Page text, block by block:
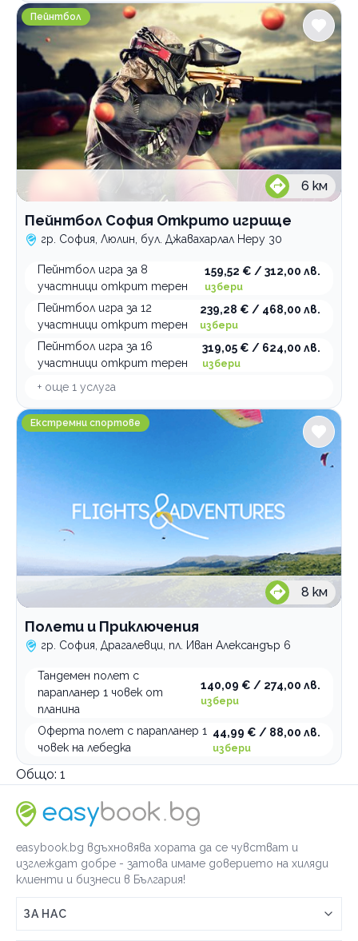
Пейнтбол София Открито игрище
Пейнтбол
6 км
Пейнтбол София Открито игрище
гр. София, Люлин, бул. Джавахарлал Неру 30
Пейнтбол игра за 8
участници открит терен
159,52 € / 312,00 лв.
избери
Пейнтбол игра за 12
участници открит терен
239,28 € / 468,00 лв.
избери
Пейнтбол игра за 16
участници открит терен
319,05 € / 624,00 лв.
избери
+ още 1 услуга
Полети и Приключения
Екстремни спортове
8 км
Полети и Приключения
гр. София, Драгалевци, пл. Иван Александър 6
Тандемен полет с
парапланер 1 човек от
планина
140,09 € / 274,00 лв.
избери
Оферта полет с парапланер 1
човек на лебедка
44,99 € / 88,00 лв.
избери
Общо: 1
easybook.bg вдъхновява хората да се чувстват и
изглеждат добре - затова имаме доверието на хиляди
клиенти и бизнеси в България!
ЗА НАС